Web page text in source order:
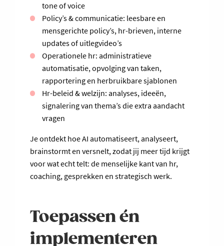
tone of voice
Policy’s & communicatie: leesbare en
mensgerichte policy’s, hr-brieven, interne
updates of uitlegvideo’s
Operationele hr: administratieve
automatisatie, opvolging van taken,
rapportering en herbruikbare sjablonen
Hr-beleid & welzijn: analyses, ideeën,
signalering van thema’s die extra aandacht
vragen
Je ontdekt hoe AI automatiseert, analyseert,
brainstormt en versnelt, zodat jij meer tijd krijgt
voor wat echt telt: de menselijke kant van hr,
coaching, gesprekken en strategisch werk.
Toepassen én
implementeren